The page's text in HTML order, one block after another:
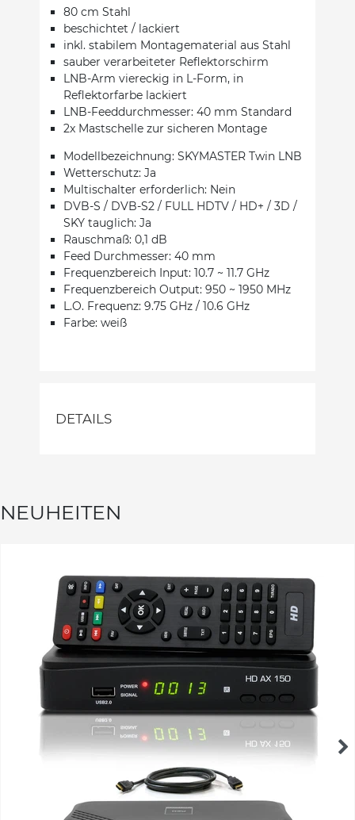
80 cm Stahl
beschichtet / lackiert
inkl. stabilem Montagematerial aus Stahl
sauber verarbeiteter Reflektorschirm
LNB-Arm viereckig in L-Form, in
Reflektorfarbe lackiert
LNB-Feeddurchmesser: 40 mm Standard
2x Mastschelle zur sicheren Montage
Modellbezeichnung: SKYMASTER Twin LNB
Wetterschutz: Ja
Multischalter erforderlich: Nein
DVB-S / DVB-S2 / FULL HDTV / HD+ / 3D /
SKY tauglich: Ja
Rauschmaß: 0,1 dB
Feed Durchmesser: 40 mm
Frequenzbereich Input: 10.7 ~ 11.7 GHz
Frequenzbereich Output: 950 ~ 1950 MHz
L.O. Frequenz: 9.75 GHz / 10.6 GHz
Farbe: weiß
DETAILS
NEUHEITEN